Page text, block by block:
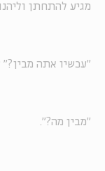
מגיע להתחתן
"עכשיו אתה מבין?"
"מבין מה?".